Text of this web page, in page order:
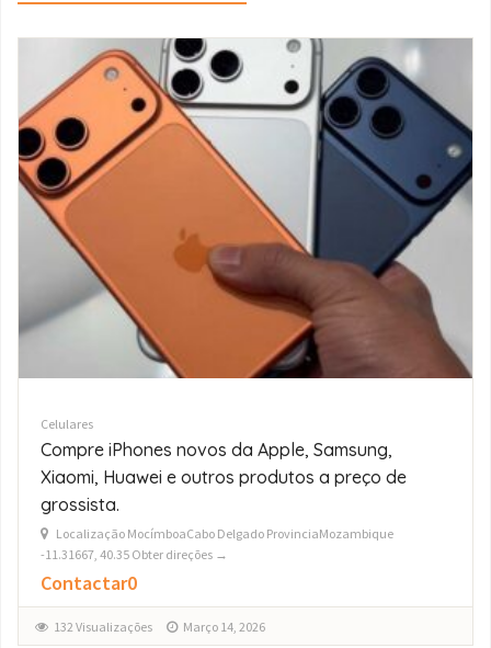
Celulares
Fornecedores Grossistas de iPhone
17/16/15/14/13 Pro Max
Localização St.andrew36803KaTembeMaputo - CidadeMozambique
-26.02985, 32.53204 Obter direções →
$0